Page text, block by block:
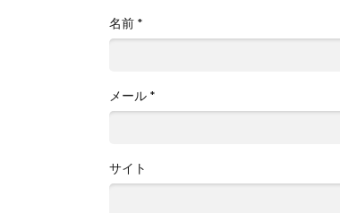
名前 *
メール *
サイト